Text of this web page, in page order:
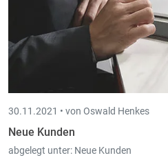
30.11.2021 • von Oswald Henkes
Neue Kunden
abgelegt unter: Neue Kunden